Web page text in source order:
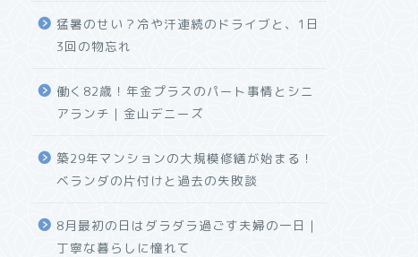
猛暑のせい？冷や汗連続のドライブと、1日
3回の物忘れ
働く82歳！年金プラスのパート事情とシニ
アランチ｜金山デニーズ
築29年マンションの大規模修繕が始まる！
ベランダの片付けと過去の失敗談
8月最初の日はダラダラ過ごす夫婦の一日｜
丁寧な暮らしに憧れて